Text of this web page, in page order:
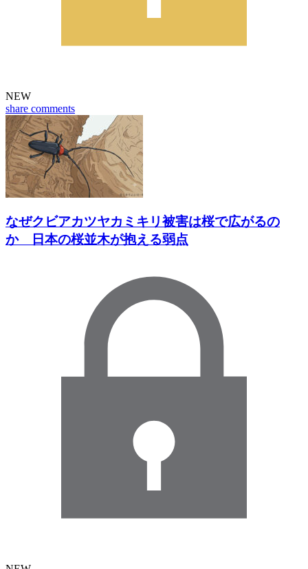
NEW
share comments
なぜクビアカツヤカミキリ被害は桜で広がるの
か 日本の桜並木が抱える弱点